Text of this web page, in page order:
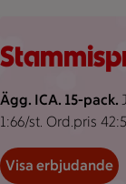
Bildspel med
Ägg. ICA. 15-pack.
1:66/st. Ord.pris
Visa erbjudande